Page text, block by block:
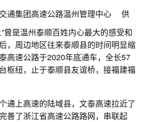
通集团高速公路温州管理中心 供
是温州泰顺百姓内心最大的感受和
，周边地区往来泰顺县的时间明显缩
高速公路于2020年底通车，全长57
枢纽，止于泰顺县友谊桥，接福建福
上高速的陆域县，文泰高速拉近了
善了浙江省高速公路路网，串联起